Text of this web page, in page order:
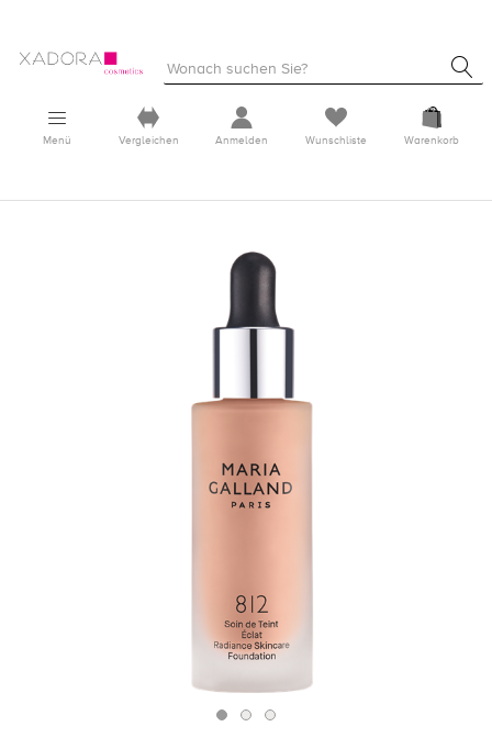
Menü Vergleichen Anmelden Wunschliste Warenkorb